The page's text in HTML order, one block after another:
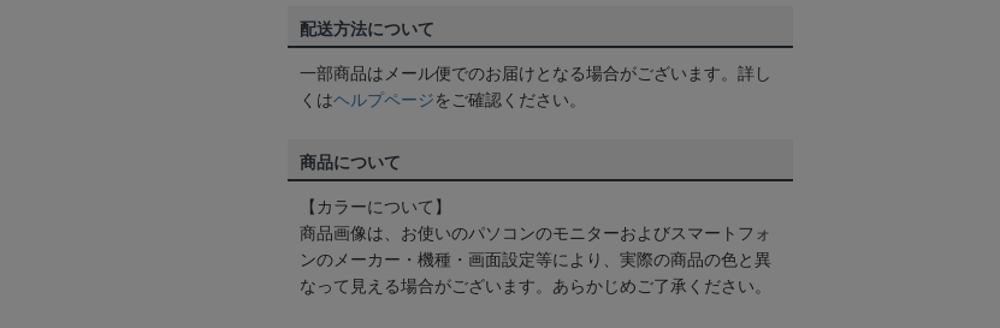
配送方法について
一部商品はメール便でのお届けとなる場合がございます。詳し
くはヘルプページをご確認ください。
商品について
【カラーについて】
商品画像は、お使いのパソコンのモニターおよびスマートフォ
ンのメーカー・機種・画面設定等により、実際の商品の色と異
なって見える場合がございます。あらかじめご了承ください。